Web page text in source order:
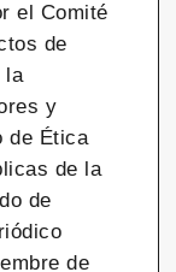
el Comité
de
la
y
de Ética
de la
de
de